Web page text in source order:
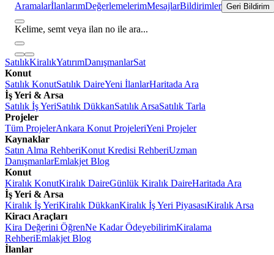
AramalarİlanlarımDeğerlemelerimMesajlarBildirimler Geri Bildirim
Kelime, semt veya ilan no ile ara...
SatılıkKiralıkYatırımDanışmanlarSat
Konut
Satılık KonutSatılık DaireYeni İlanlarHaritada Ara
İş Yeri & Arsa
Satılık İş YeriSatılık DükkanSatılık ArsaSatılık Tarla
Projeler
Tüm ProjelerAnkara Konut ProjeleriYeni Projeler
Kaynaklar
Satın Alma RehberiKonut Kredisi RehberiUzman
DanışmanlarEmlakjet Blog
Konut
Kiralık KonutKiralık DaireGünlük Kiralık DaireHaritada Ara
İş Yeri & Arsa
Kiralık İş YeriKiralık DükkanKiralık İş Yeri PiyasasıKiralık Arsa
Kiracı Araçları
Kira Değerini ÖğrenNe Kadar ÖdeyebilirimKiralama
RehberiEmlakjet Blog
İlanlar